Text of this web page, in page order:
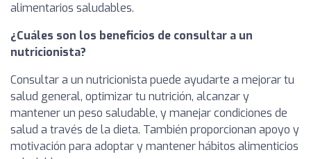
alimentarios saludables.
¿Cuáles son los beneficios de consultar a un
nutricionista?
Consultar a un nutricionista puede ayudarte a mejorar tu
salud general, optimizar tu nutrición, alcanzar y
mantener un peso saludable, y manejar condiciones de
salud a través de la dieta. También proporcionan apoyo y
motivación para adoptar y mantener hábitos alimenticios